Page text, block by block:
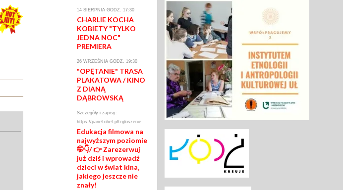
14 SIERPNIA GODZ. 17:30
CHARLIE KOCHA
KOBIETY "TYLKO
JEDNA NOC"
PREMIERA
26 WRZEŚNIA GODZ. 19:30
"OPĘTANIE" TRASA
PLAKATOWA / KINO
Z DIANĄ
DĄBROWSKĄ
Szczegóły i zapisy:
https://panel.nhef.pl/zgloszenie
Edukacja filmowa na
najwyższym poziomie
🤭👇/ 👉 Zarezerwuj
już dziś i wprowadź
dzieci w świat kina,
jakiego jeszcze nie
znały!